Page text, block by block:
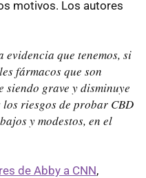
motivos. Los autores
evidencia que tenemos, si
fármacos que son
grave y disminuye
riesgos de probar CBD
y modestos, en el
de Abby a CNN,